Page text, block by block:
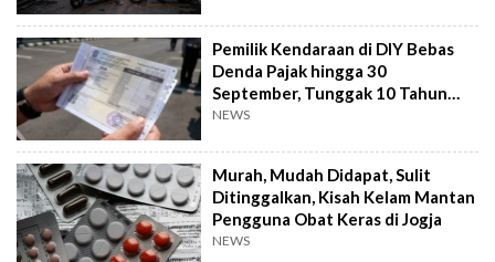
Pemilik Kendaraan di DIY Bebas
Denda Pajak hingga 30
September, Tunggak 10 Tahun
Cukup Bayar 5 Tahun
NEWS
Murah, Mudah Didapat, Sulit
Ditinggalkan, Kisah Kelam Mantan
Pengguna Obat Keras di Jogja
NEWS